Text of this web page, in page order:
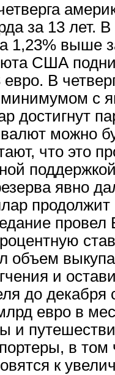
за 13 лет.
1,23% выше
США
евро. В
с
достигнут
можно
что это
явно
объем
и
до декабря
евро в
и
в
к